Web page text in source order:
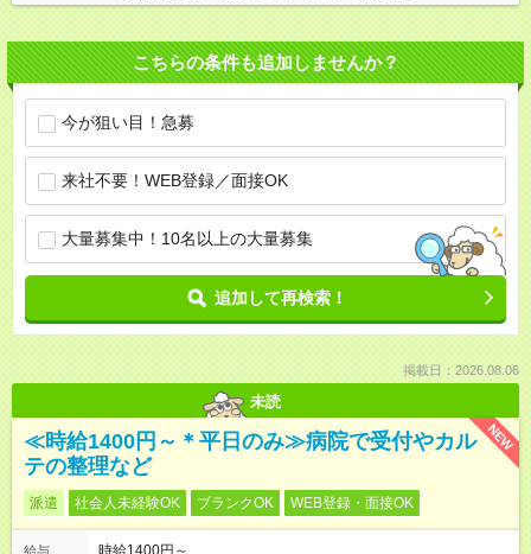
こちらの条件も追加しませんか？
今が狙い目！急募
来社不要！WEB登録／面接OK
大量募集中！10名以上の大量募集
追加して再検索！
掲載日：2026.08.06
未読
NEW
≪時給1400円～＊平日のみ≫病院で受付やカル
テの整理など
派遣 社会人未経験OK ブランクOK WEB登録・面接OK
給与 時給1400円～